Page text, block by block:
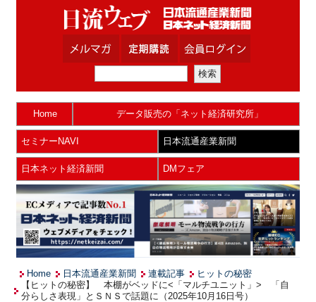
Home データ販売の「ネット経済研究所」
セミナーNAVI 日本流通産業新聞
日本ネット経済新聞 DMフェア
Home 日本流通産業新聞 連載記事
ヒットの秘密
【ヒットの秘密】 本棚がベッドに<「マルチユニット」> 「自
分らしさ表現」とＳＮＳで話題に（2025年10月16日号）